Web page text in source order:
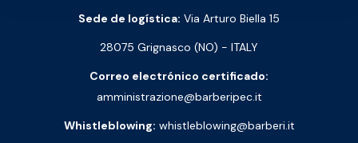
Sede de logística: Via Arturo Biella 15
28075 Grignasco (NO) - ITALY
Correo electrónico certificado:
amministrazione@barberipec.it
Whistleblowing: whistleblowing@barberi.it